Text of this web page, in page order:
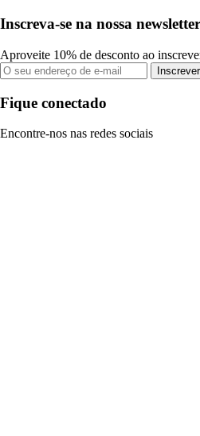
Inscreva-se na nossa newsletter
Aproveite 10% de desconto ao
Fique conectado
Encontre-nos nas redes sociais